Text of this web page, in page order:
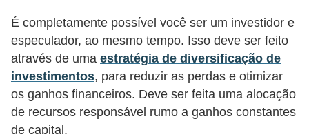
É completamente possível você ser um investidor e
especulador, ao mesmo tempo. Isso deve ser feito
através de uma estratégia de diversificação de
investimentos, para reduzir as perdas e otimizar
os ganhos financeiros. Deve ser feita uma alocação
de recursos responsável rumo a ganhos constantes
de capital.
ç
ã
o
f
i